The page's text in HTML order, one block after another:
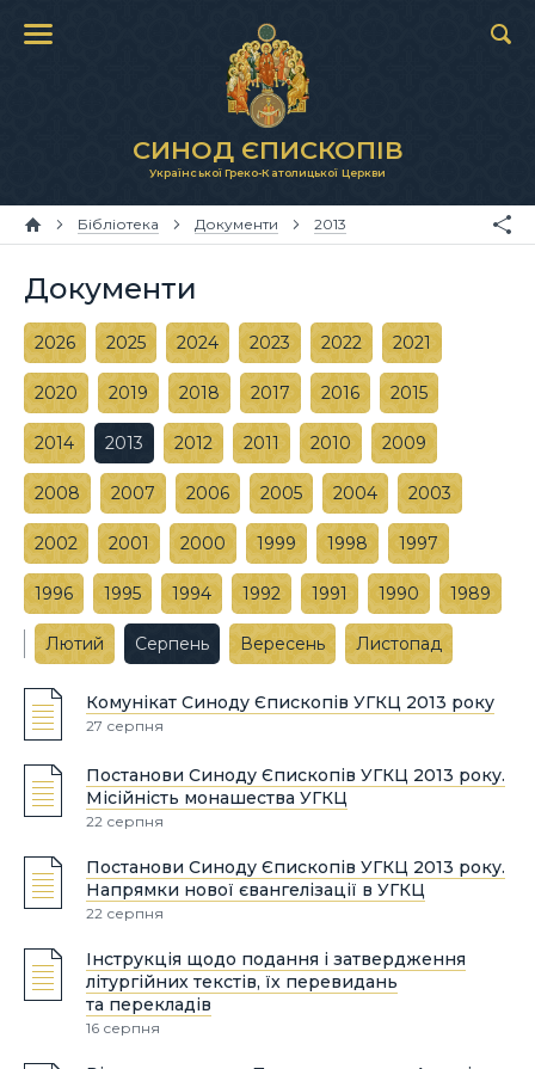
СИНОД ЄПИСКОПІВ
Української Греко-Католицької Церкви
Бібліотека Документи 2013
Документи
2026 2025 2024 2023 2022 2021
2020 2019 2018 2017 2016 2015
2014 2013 2012 2011 2010 2009
2008 2007 2006 2005 2004 2003
2002 2001 2000 1999 1998 1997
1996 1995 1994 1992 1991 1990 1989
Лютий Серпень Вересень Листопад
Комунікат Синоду Єпископів УГКЦ 2013 року
27 серпня
Постанови Синоду Єпископів УГКЦ 2013 року.
Місійність монашества УГКЦ
22 серпня
Постанови Синоду Єпископів УГКЦ 2013 року.
Напрямки нової євангелізації в УГКЦ
22 серпня
Інструкція щодо подання і затвердження
літургійних текстів, їх перевидань
та перекладів
16 серпня